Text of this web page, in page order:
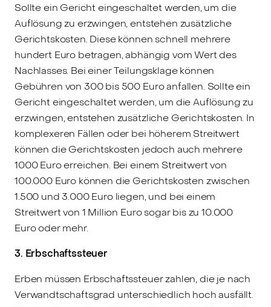
Sollte ein Gericht eingeschaltet werden, um die
Auflösung zu erzwingen, entstehen zusätzliche
Gerichtskosten. Diese können schnell mehrere
hundert Euro betragen, abhängig vom Wert des
Nachlasses. Bei einer Teilungsklage können
Gebühren von 300 bis 500 Euro anfallen. Sollte ein
Gericht eingeschaltet werden, um die Auflösung zu
erzwingen, entstehen zusätzliche Gerichtskosten. In
komplexeren Fällen oder bei höherem Streitwert
können die Gerichtskosten jedoch auch mehrere
1000 Euro erreichen. Bei einem Streitwert von
100.000 Euro können die Gerichtskosten zwischen
1.500 und 3.000 Euro liegen, und bei einem
Streitwert von 1 Million Euro sogar bis zu 10.000
Euro oder mehr.
3. Erbschaftssteuer
Erben müssen Erbschaftssteuer zahlen, die je nach
Verwandtschaftsgrad unterschiedlich hoch ausfällt.